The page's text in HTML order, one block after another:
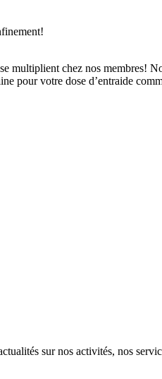
multiplient chez nos membres!
pour votre dose d’entraide
sur nos activités, nos